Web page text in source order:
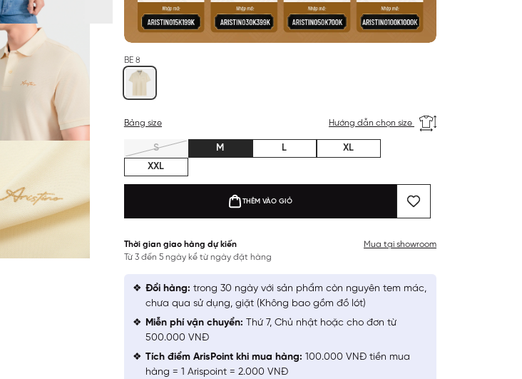
BE 8
Bảng size Hướng dẫn chọn size
S M L
XL
XXL
THÊM VÀO GIỎ
Thời gian giao hàng dự kiến
Từ 3 đến 5 ngày kể từ ngày đặt hàng
Mua tại showroom
Đổi hàng: trong 30 ngày với sản phẩm còn nguyên tem mác,
chưa qua sử dụng, giặt (Không bao gồm đồ lót)
Miễn phí vận chuyển: Thứ 7, Chủ nhật hoặc cho đơn từ
500.000 VNĐ
Tích điểm ArisPoint khi mua hàng: 100.000 VNĐ tiền mua
hàng = 1 Arispoint = 2.000 VNĐ